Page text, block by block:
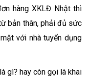
hàng XKLĐ Nhật thì
bản thân, phải đủ sức
với nhà tuyển dụng
gì? hay còn gọi là khai